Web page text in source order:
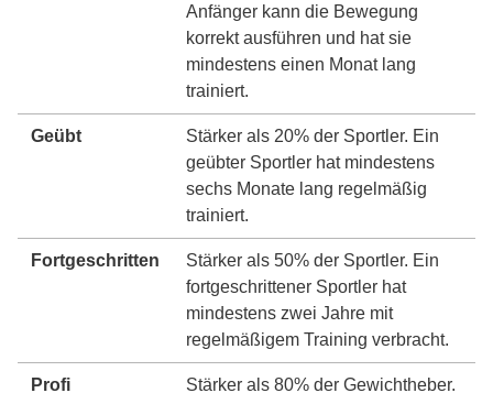
Anfänger kann die Bewegung
korrekt ausführen und hat sie
mindestens einen Monat lang
trainiert.
Geübt
Stärker als 20% der Sportler. Ein
geübter Sportler hat mindestens
sechs Monate lang regelmäßig
trainiert.
Fortgeschritten
Stärker als 50% der Sportler. Ein
fortgeschrittener Sportler hat
mindestens zwei Jahre mit
regelmäßigem Training verbracht.
Profi Stärker als 80% der Gewichtheber.